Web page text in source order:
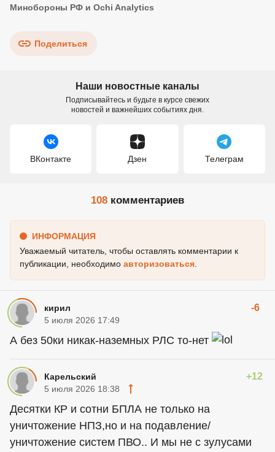
Минобороны РФ и Ochi Analytics
Поделиться
Наши новостные каналы
Подписывайтесь и будьте в курсе свежих
новостей и важнейших событиях дня.
ВКонтакте Дзен Телеграм
108 комментариев
ИНФОРМАЦИЯ
Уважаемый читатель, чтобы оставлять комментарии к
публикации, необходимо авторизоваться.
кирил -6
5 июля 2026 17:49
А без 50ки никак-наземных РЛС то-нет
Карельский +12
5 июля 2026 18:38
Десятки КР и сотни БПЛА не только на
уничтожение НПЗ,но и на подавление/
уничтожение систем ПВО.. И мы не с зулусами